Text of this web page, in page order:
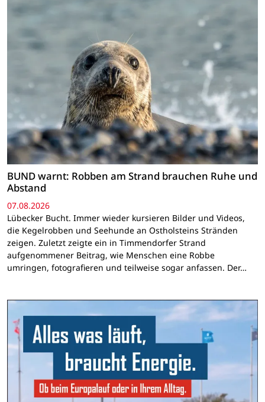
BUND warnt: Robben am Strand brauchen Ruhe und
Abstand
07.08.2026
Lübecker Bucht. Immer wieder kursieren Bilder und Videos,
die Kegelrobben und Seehunde an Ostholsteins Stränden
zeigen. Zuletzt zeigte ein in Timmendorfer Strand
aufgenommener Beitrag, wie Menschen eine Robbe
umringen, fotografieren und teilweise sogar anfassen. Der…